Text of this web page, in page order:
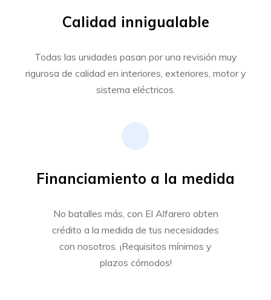
Calidad innigualable
Todas las unidades pasan por una revisión muy
rigurosa de calidad en interiores, exteriores, motor y
sistema eléctricos.
Financiamiento a la medida
No batalles más, con El Alfarero obten
crédito a la medida de tus necesidades
con nosotros. ¡Requisitos mínimos y
plazos cómodos!